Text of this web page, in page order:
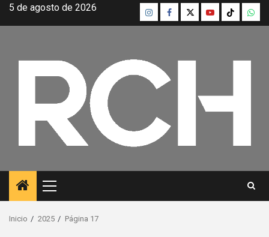
Saltar
5 de agosto de 2026 InstagramFacebook
TwitterYoutubeTikTok
Menú
principal
Inicio 2025 Página 17